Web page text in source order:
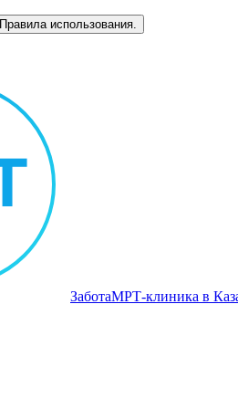
Правила использования.
ЗаботаМРТ‑клиника в